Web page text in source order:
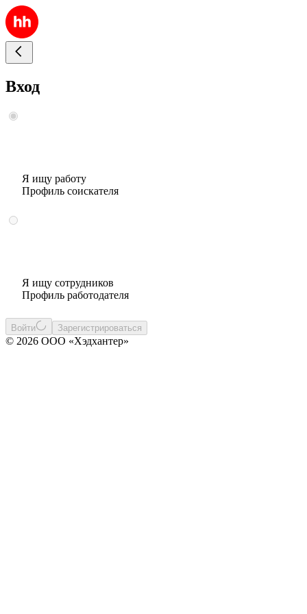
Вход
Я ищу работу
Профиль соискателя
Я ищу сотрудников
Профиль работодателя
Войти Зарегистрироваться
© 2026 ООО «Хэдхантер»